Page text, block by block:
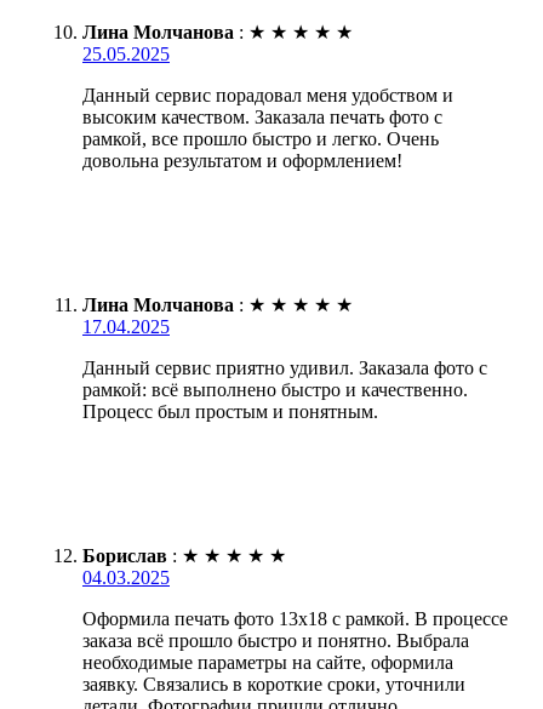
Лина Молчанова : ★ ★ ★ ★ ★
25.05.2025
Данный сервис порадовал меня удобством и
высоким качеством. Заказала печать фото с
рамкой, все прошло быстро и легко. Очень
довольна результатом и оформлением!
Лина Молчанова : ★ ★ ★ ★ ★
17.04.2025
Данный сервис приятно удивил. Заказала фото с
рамкой: всё выполнено быстро и качественно.
Процесс был простым и понятным.
Борислав : ★ ★ ★ ★ ★
04.03.2025
Оформила печать фото 13х18 с рамкой. В процессе
заказа всё прошло быстро и понятно. Выбрала
необходимые параметры на сайте, оформила
заявку. Связались в короткие сроки, уточнили